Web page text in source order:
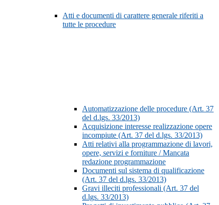
Atti e documenti di carattere generale riferiti a
tutte le procedure
Automatizzazione delle procedure (Art. 37
del d.lgs. 33/2013)
Acquisizione interesse realizzazione opere
incompiute (Art. 37 del d.lgs. 33/2013)
Atti relativi alla programmazione di lavori,
opere, servizi e forniture / Mancata
redazione programmazione
Documenti sul sistema di qualificazione
(Art. 37 del d.lgs. 33/2013)
Gravi illeciti professionali (Art. 37 del
d.lgs. 33/2013)